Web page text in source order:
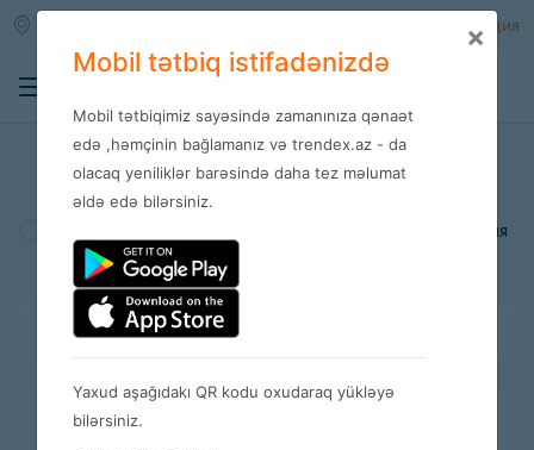
Регистрация
Магазины
Испания
Bütün kateqoriyalar
×
Mobil tətbiq istifadənizdə
Mobil tətbiqimiz sayəsində zamanınıza qənaət
edə ,həmçinin bağlamanız və trendex.az - da
olacaq yeniliklər barəsində daha tez məlumat
əldə edə bilərsiniz.
Yaxud aşağıdakı QR kodu oxudaraq yükləyə
bilərsiniz.